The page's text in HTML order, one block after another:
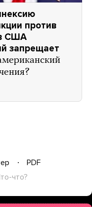
против
США
запрещает
PDF
что?